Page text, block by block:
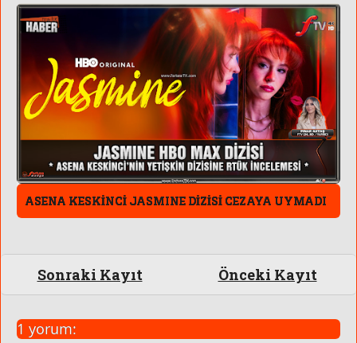
ASENA KESKİNCİ JASMINE DİZİSİ CEZAYA UYMADI
Sonraki Kayıt Önceki Kayıt
1 yorum: